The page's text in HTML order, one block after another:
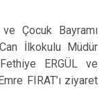
Bayramı
İlkokulu Müdür
ERGÜL ve
FIRAT’ı ziyaret